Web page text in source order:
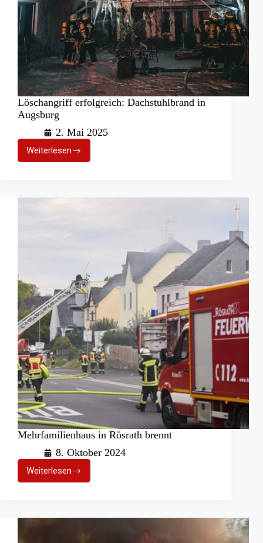
Löschangriff erfolgreich: Dachstuhlbrand in
Augsburg
2. Mai 2025
WeiterlesenLöschangriff
erfolgreich:
Mehrfamilienhaus in Rösrath brennt
8. Oktober 2024
WeiterlesenMehrfamilienhaus
in